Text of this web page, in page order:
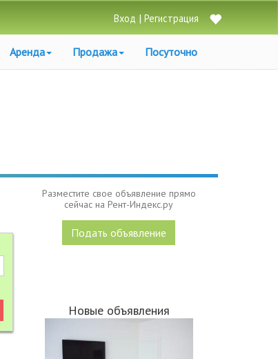
Вход | Регистрация
Аренда Продажа Посуточно
Разместите свое объявление прямо
сейчас на Рент-Индекс.ру
Подать объявление
Новые объявления